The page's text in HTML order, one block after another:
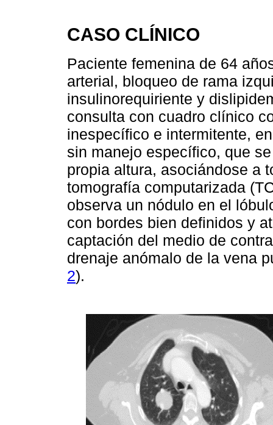
CASO CLÍNICO
Paciente femenina de 64
arterial, bloqueo de rama
insulinorequiriente y
consulta con cuadro clínico
inespecífico e intermitente,
sin manejo específico, que
propia altura, asociándose a
tomografía computarizada
observa un nódulo en el
con bordes bien definidos y
captación del medio de
drenaje anómalo de la vena
2).